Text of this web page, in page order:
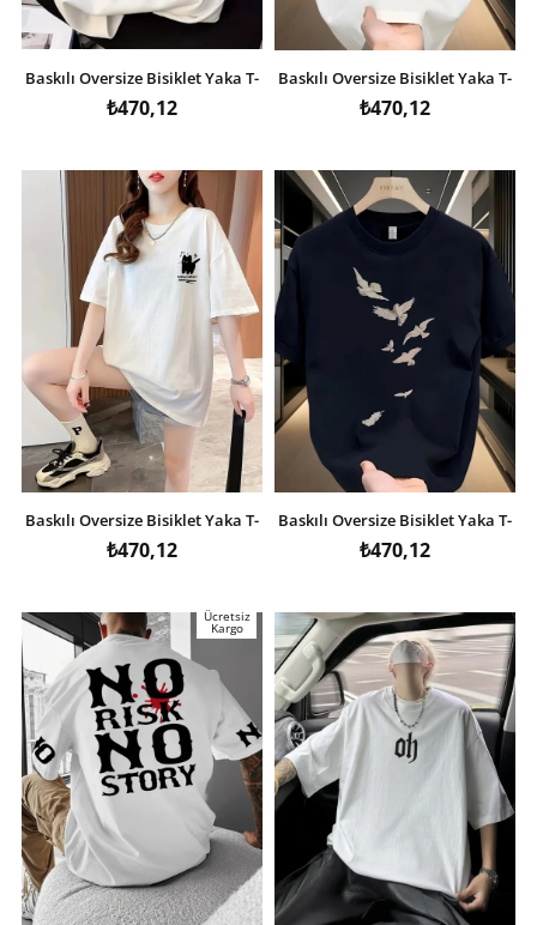
Baskılı Oversize Bisiklet Yaka T-
shirt - Beyaz
₺470,12
Baskılı Oversize Bisiklet Yaka T-
shirt - Beyaz
₺470,12
Baskılı Oversize Bisiklet Yaka T-
shirt - Beyaz
₺470,12
Baskılı Oversize Bisiklet Yaka T-
shirt - Beyaz
₺470,12
Ücretsiz
Kargo